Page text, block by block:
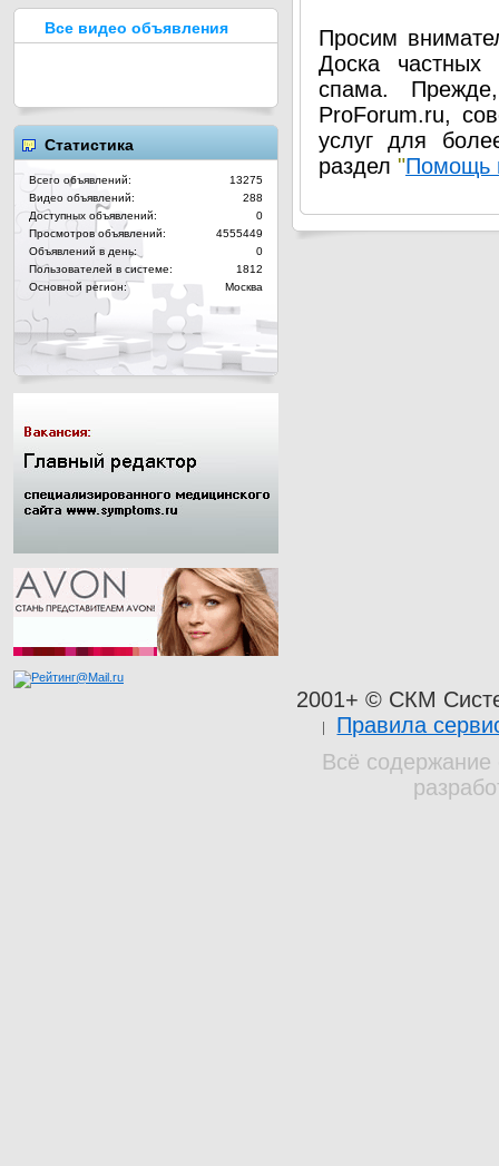
Просим
Доска частных
спама.
ProForum.ru,
услуг для
раздел "Помощь
Все видео объявления
Статистика
Всего объявлений:
13275
Видео объявлений:
288
Доступных объявлений:
0
Просмотров объявлений:
4555449
Объявлений в день:
0
Пользователей в системе:
1812
Основной регион:
Москва
2001+ © СКМ
Правила
Всё содержание